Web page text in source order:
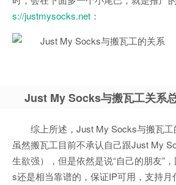
s://justmysocks.net ：
Just My Socks与搬瓦工关系
综上所述，Just My Socks与搬瓦工
虽然搬瓦工目前不承认自己跟Just My
生欲强），但是依然是说“自己的朋友”
s还是相当靠谱的，保证IP可用，支持